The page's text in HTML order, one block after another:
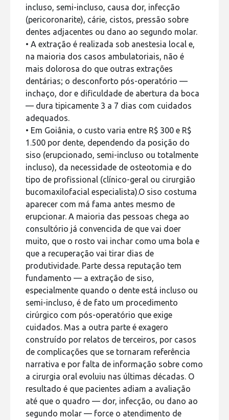
incluso, semi-incluso, causa dor, infecção
(pericoronarite), cárie, cistos, pressão sobre
dentes adjacentes ou dano ao segundo molar.
• A extração é realizada sob anestesia local e,
na maioria dos casos ambulatoriais, não é
mais dolorosa do que outras extrações
dentárias; o desconforto pós-operatório —
inchaço, dor e dificuldade de abertura da boca
— dura tipicamente 3 a 7 dias com cuidados
adequados.
• Em Goiânia, o custo varia entre R$ 300 e R$
1.500 por dente, dependendo da posição do
siso (erupcionado, semi-incluso ou totalmente
incluso), da necessidade de osteotomia e do
tipo de profissional (clínico-geral ou cirurgião
bucomaxilofacial especialista).O siso costuma
aparecer com má fama antes mesmo de
erupcionar. A maioria das pessoas chega ao
consultório já convencida de que vai doer
muito, que o rosto vai inchar como uma bola e
que a recuperação vai tirar dias de
produtividade. Parte dessa reputação tem
fundamento — a extração de siso,
especialmente quando o dente está incluso ou
semi-incluso, é de fato um procedimento
cirúrgico com pós-operatório que exige
cuidados. Mas a outra parte é exagero
construído por relatos de terceiros, por casos
de complicações que se tornaram referência
narrativa e por falta de informação sobre como
a cirurgia oral evoluiu nas últimas décadas. O
resultado é que pacientes adiam a avaliação
até que o quadro — dor, infecção, ou dano ao
segundo molar — force o atendimento de